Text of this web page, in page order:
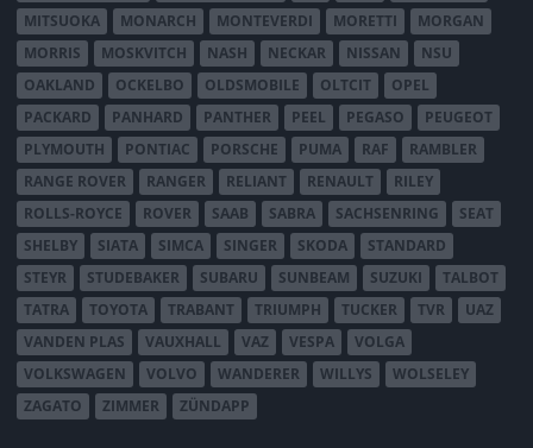
MITSUOKA
MONARCH MONTEVERDI MORETTI
MORGAN
MORRIS
MOSKVITCH NASH NECKAR NISSAN
NSU
OAKLAND
OCKELBO OLDSMOBILE OLTCIT
OPEL
PACKARD
PANHARD PANTHER PEEL PEGASO
PEUGEOT
PLYMOUTH
PONTIAC PORSCHE PUMA RAF
RAMBLER
RANGE ROVER
RANGER RELIANT RENAULT
RILEY
ROLLS-ROYCE
ROVER SAAB SABRA SACHSENRING
SEAT
SHELBY
SIATA SIMCA SINGER SKODA
STANDARD
STEYR
STUDEBAKER SUBARU SUNBEAM SUZUKI
TALBOT
TATRA
TOYOTA TRABANT TRIUMPH TUCKER TVR
UAZ
VANDEN PLAS
VAUXHALL VAZ VESPA
VOLGA
VOLKSWAGEN
VOLVO WANDERER WILLYS
WOLSELEY
ZAGATO
ZIMMER ZÜNDAPP